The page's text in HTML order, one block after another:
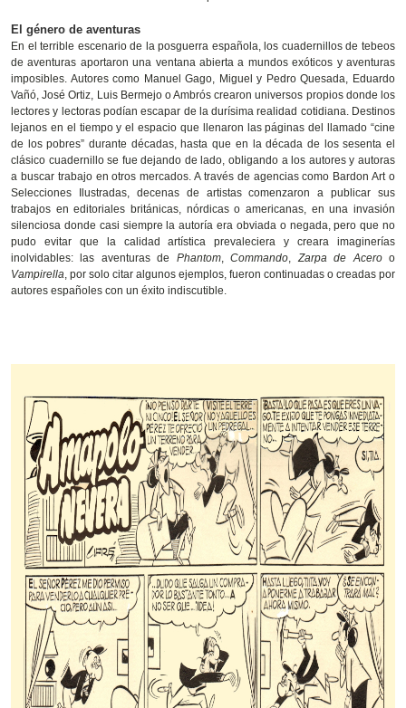
El género de aventuras
En el terrible escenario de la posguerra española, los cuadernillos de tebeos
de aventuras aportaron una ventana abierta a mundos exóticos y aventuras
imposibles. Autores como Manuel Gago, Miguel y Pedro Quesada, Eduardo
Vañó, José Ortiz, Luis Bermejo o Ambrós crearon universos propios donde los
lectores y lectoras podían escapar de la durísima realidad cotidiana. Destinos
lejanos en el tiempo y el espacio que llenaron las páginas del llamado “cine
de los pobres” durante décadas, hasta que en la década de los sesenta el
clásico cuadernillo se fue dejando de lado, obligando a los autores y autoras
a buscar trabajo en otros mercados. A través de agencias como Bardon Art o
Selecciones Ilustradas, decenas de artistas comenzaron a publicar sus
trabajos en editoriales británicas, nórdicas o americanas, en una invasión
silenciosa donde casi siempre la autoría era obviada o negada, pero que no
pudo evitar que la calidad artística prevaleciera y creara imaginerías
inolvidables: las aventuras de Phantom,Commando,Zarpa de Aceroo
Vampirella, por solo citar algunos ejemplos, fueron continuadas o creadas por
autores españoles con un éxito indiscutible.